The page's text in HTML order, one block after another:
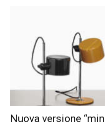
Nuova versione